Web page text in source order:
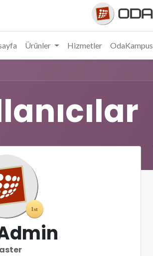
Ürünler Hizmetler OdaKampus